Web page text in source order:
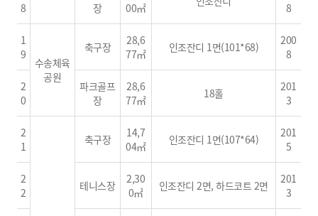
8
장
00㎡
8
1
9
수송체육
공원
축구장
28,6
77㎡
인조잔디 1면(101*68)
200
8
2
0
파크골프
장
28,6
77㎡
18홀
201
3
2
1
축구장
14,7
04㎡
인조잔디 1면(107*64)
201
5
2
2
테니스장
2,30
0㎡
인조잔디 2면, 하드코트 2면
201
3